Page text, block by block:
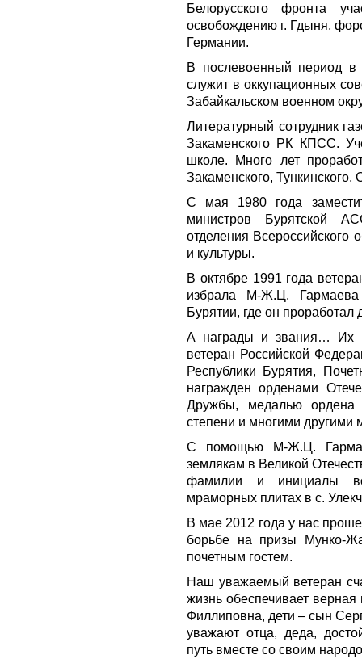
Белорусского фронта
освобождению г. Гдыня,
Германии.
В послевоенный период в
служит в оккупационных
Забайкальском военном
Литературный сотрудник
Закаменского РК КПСС.
школе. Много лет
Закаменского, Тункинского,
С мая 1980 года
министров Бурятской
отделения Всероссийского
и культуры.
В октябре 1991 года
избрала М-Ж.Ц. Гармаева
Бурятии, где он проработал
А награды и звания… Их
ветеран Российской
Республики Бурятия,
награжден орденами
Дружбы, медалью ордена
степени и многими другими
С помощью М-Ж.Ц.
землякам в Великой
фамилии и инициалы
мраморных плитах в с.
В мае 2012 года у нас
борьбе на призы Мунко-
почетным гостем.
Наш уважаемый ветеран
жизнь обеспечивает
Филлиповна, дети – сын
уважают отца, деда,
путь вместе со своим